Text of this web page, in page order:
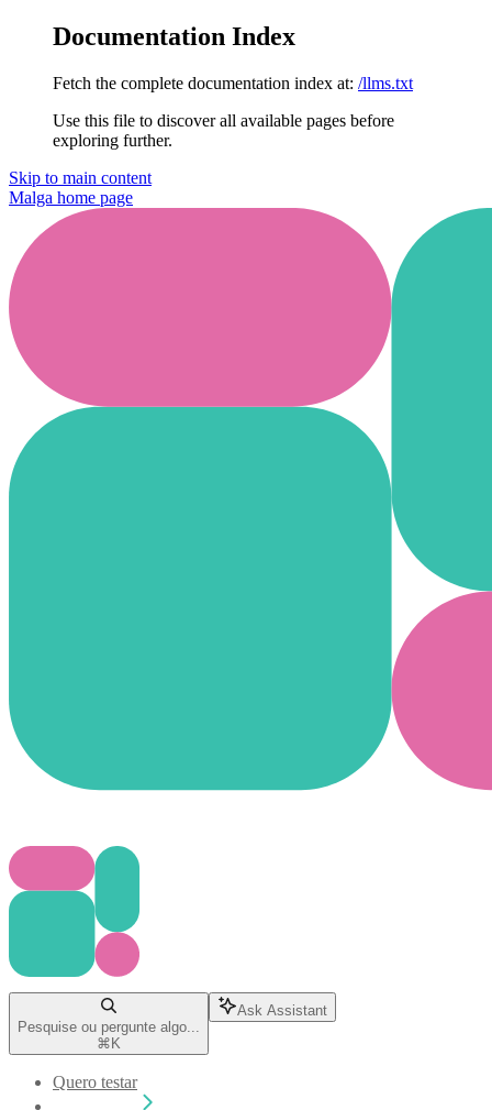
Documentation Index
Fetch the complete documentation index at: /llms.txt
Use this file to discover all available pages before
exploring further.
Skip to main content
Malga home page
Pesquise ou pergunte algo...
⌘ K
Ask Assistant
Quero testar